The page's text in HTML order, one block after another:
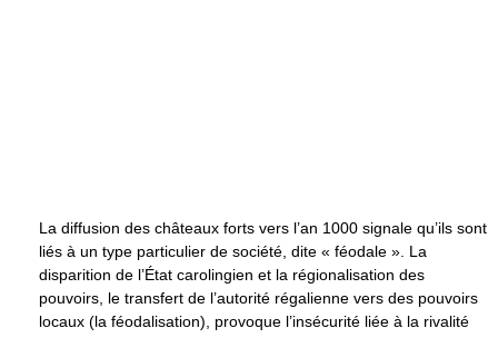
La diffusion des châteaux forts vers l’an 1000 signale qu’ils sont
liés à un type particulier de société, dite « féodale ». La
disparition de l’État carolingien et la régionalisation des
pouvoirs, le transfert de l’autorité régalienne vers des pouvoirs
locaux (la féodalisation), provoque l’insécurité liée à la rivalité